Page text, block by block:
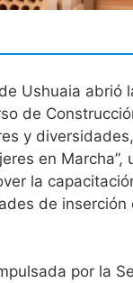
Ushuaia abrió
de
y
en Marcha”,
la
de inserción
por la